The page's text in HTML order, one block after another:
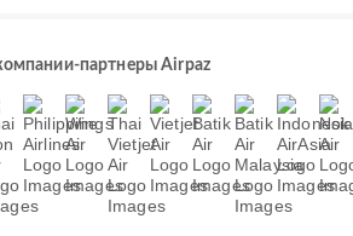
партнеры Airpaz